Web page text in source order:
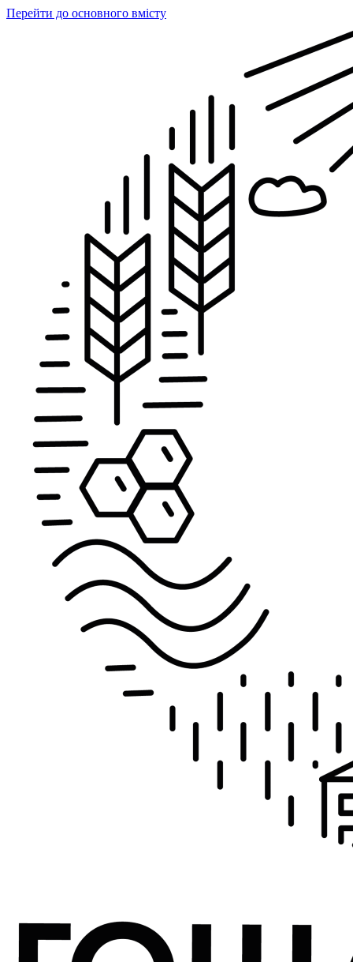
Перейти до основного вмісту